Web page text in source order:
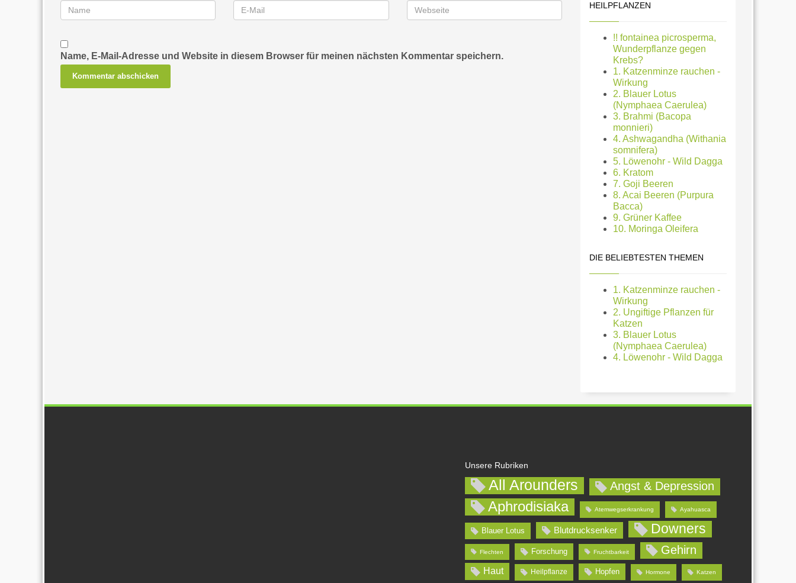
Name, E-Mail-Adresse und Website in diesem Browser für meinen nächsten Kommentar speichern.
HEILPFLANZEN
!! fontainea picrosperma,
Wunderpflanze gegen
Krebs?
1. Katzenminze rauchen -
Wirkung
2. Blauer Lotus
(Nymphaea Caerulea)
3. Brahmi (Bacopa
monnieri)
4. Ashwagandha (Withania
somnifera)
5. Löwenohr - Wild Dagga
6. Kratom
7. Goji Beeren
8. Acai Beeren (Purpura
Bacca)
9. Grüner Kaffee
10. Moringa Oleifera
DIE BELIEBTESTEN THEMEN
1. Katzenminze rauchen -
Wirkung
2. Ungiftige Pflanzen für
Katzen
3. Blauer Lotus
(Nymphaea Caerulea)
4. Löwenohr - Wild Dagga
Unsere Rubriken
All Arounders Angst & Depression
Aphrodisiaka Atemwegserkrankung Ayahuasca
Blauer Lotus Blutdrucksenker Downers
Flechten Forschung Fruchtbarkeit Gehirn
Haut Heilpflanze Hopfen Hormone Katzen